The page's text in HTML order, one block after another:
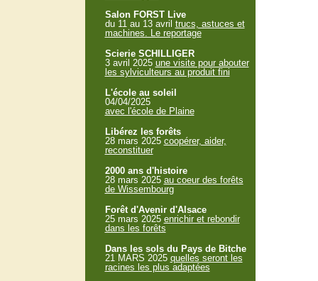
Salon FORST Live
du 11 au 13 avril trucs, astuces et
machines. Le reportage
Scierie SCHILLIGER
3 avril 2025 une visite pour abouter
les sylviculteurs au produit fini
L'école au soleil
04/04/2025
avec l'école de Plaine
Libérez les forêts
28 mars 2025 coopérer, aider,
reconstituer
2000 ans d'histoire
28 mars 2025 au coeur des forêts
de Wissembourg
Forêt d'Avenir d'Alsace
25 mars 2025 enrichir et rebondir
dans les forêts
Dans les sols du Pays de Bitche
21 MARS 2025 quelles seront les
racines les plus adaptées